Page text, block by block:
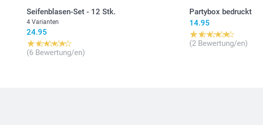
Seifenblasen-Set - 12 Stk.
4 Varianten
24.95
(6 Bewertung/en)
Partybox bedruckt
14.95
(2 Bewertung/en)